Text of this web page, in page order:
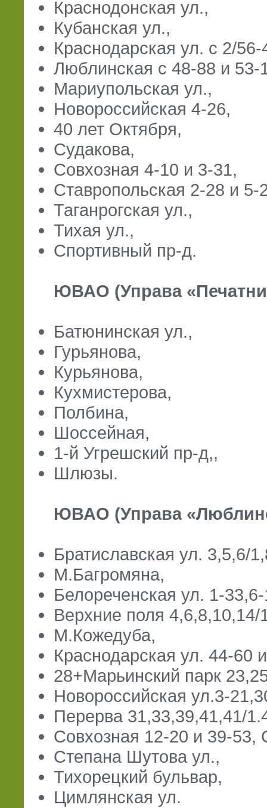
Краснодонская ул.,
Кубанская ул.,
Краснодарская ул. с 2/
Люблинская с 48-88 и 53-
Мариупольская ул.,
Новороссийская 4-26,
40 лет Октября,
Судакова,
Совхозная 4-10 и 3-31,
Ставропольская 2-28 и 5-
Таганрогская ул.,
Тихая ул.,
Спортивный пр-д.
ЮВАО (Управа
Батюнинская ул.,
Гурьянова,
Курьянова,
Кухмистерова,
Полбина,
Шоссейная,
1-й Угрешский пр-д,,
Шлюзы.
ЮВАО (Управа
Братиславская ул. 3,5,6/
М.Багромяна,
Белореченская ул. 1-
Верхние поля
М.Кожедуба,
Краснодарская ул. 44-60
28+Марьинский парк
Новороссийская ул.3-
Перерва 31,33,39,41,41/
Совхозная 12-20 и 39-53,
Степана Шутова ул.,
Тихорецкий бульвар,
Цимлянская ул.